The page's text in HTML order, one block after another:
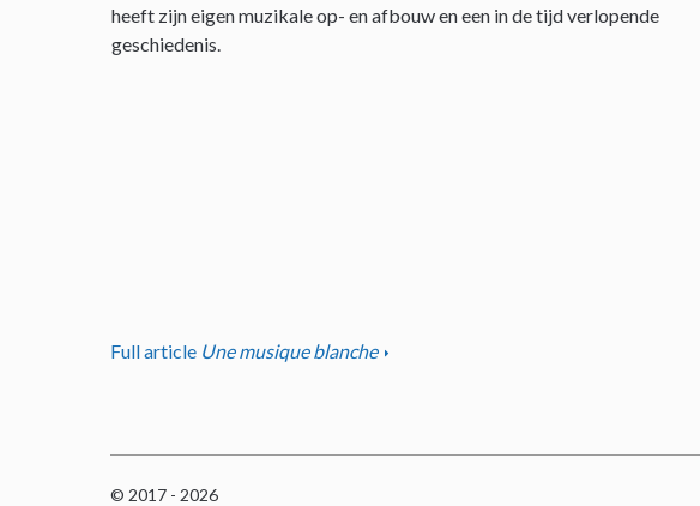
heeft zijn eigen muzikale op- en afbouw en een in de tijd verlopende
geschiedenis.
Full article Une musique blanche
© 2017 - 2026